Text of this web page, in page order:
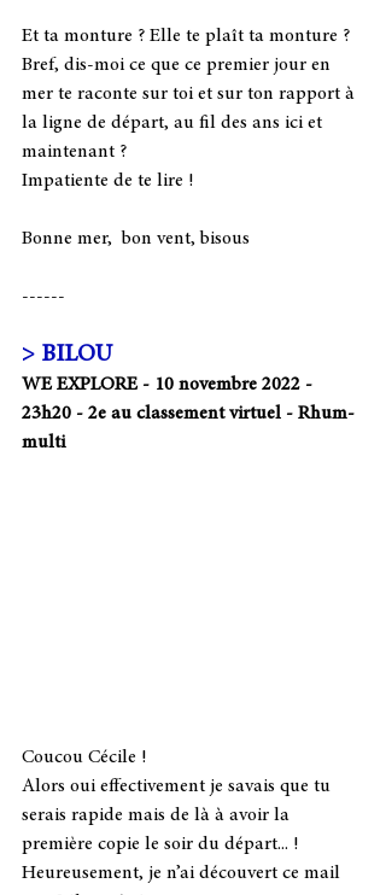
Et ta monture ? Elle te plaît ta monture ?
Bref, dis-moi ce que ce premier jour en
mer te raconte sur toi et sur ton rapport à
la ligne de départ, au fil des ans ici et
maintenant ?
Impatiente de te lire !
Bonne mer,  bon vent, bisous
------
> BILOU
WE EXPLORE - 10 novembre 2022 -
23h20 - 2e au classement virtuel - Rhum-
multi
Coucou Cécile !
Alors oui effectivement je savais que tu
serais rapide mais de là à avoir la
première copie le soir du départ... !
Heureusement, je n’ai découvert ce mail